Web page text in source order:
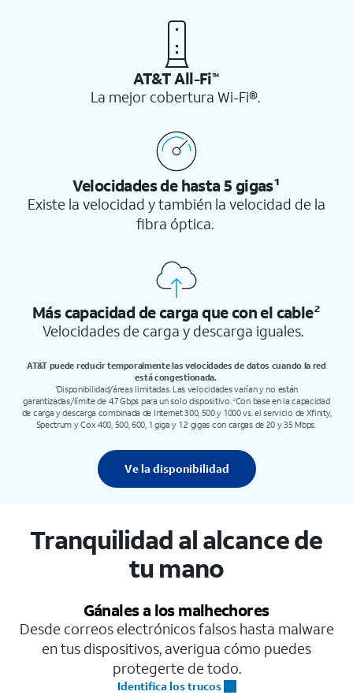
AT&T All-FiTM
La mejor cobertura Wi-Fi®.
Velocidades de hasta 5 gigas¹
Existe la velocidad y también la velocidad de la
fibra óptica.
Más capacidad de carga que con elcable²
Velocidades de carga y descarga iguales.
AT&T puede reducir temporalmente las velocidades de datos cuando la red
está congestionada.
1Disponibilidad/áreas limitadas. Las velocidades varían y no están
garantizadas/límite de 4.7 Gbps para un solo dispositivo.2Con base en la capacidad
de carga y descarga combinada de Internet 300, 500 y 1000 vs. el servicio de Xfinity,
Spectrum y Cox 400, 500, 600, 1 giga y 1.2 gigas con cargas de 20 y 35 Mbps.
Ve la disponibilidad
Tranquilidad al alcance de
tu mano
Gánales a los malhechores
Desde correos electrónicos falsos hasta malware
en tus dispositivos, averigua cómo puedes
protegerte de todo.
Identifica los trucos